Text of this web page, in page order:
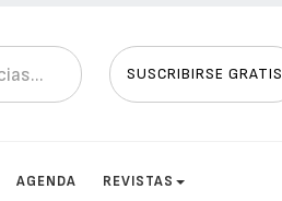
SUSCRIBIRSE GRATIS
AGENDA REVISTAS